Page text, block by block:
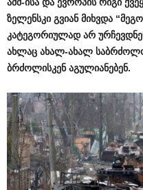
ზელენსკი გვიან მიხვდა
კატეგორიულად არ
ახლაც ახალ-ახალ საბრძოლო
ბრძოლისკენ აგულიანებენ.